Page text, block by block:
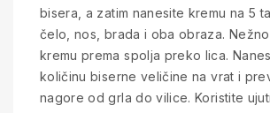
bisera, a zatim nanesite kremu na 5
čelo, nos, brada i oba obraza.
kremu prema spolja preko lica.
količinu biserne veličine na vrat i
nagore od grla do vilice. Koristite